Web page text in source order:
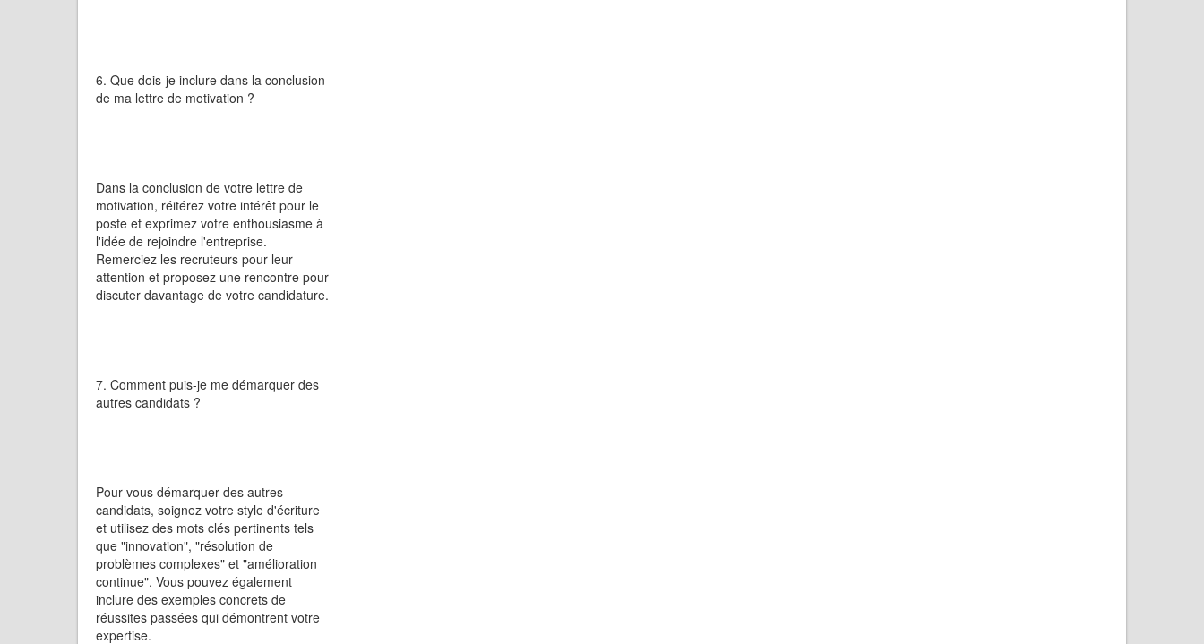
6. Que dois-je inclure dans la conclusion
de ma lettre de motivation ?
Dans la conclusion de votre lettre de
motivation, réitérez votre intérêt pour le
poste et exprimez votre enthousiasme à
l'idée de rejoindre l'entreprise.
Remerciez les recruteurs pour leur
attention et proposez une rencontre pour
discuter davantage de votre candidature.
7. Comment puis-je me démarquer des
autres candidats ?
Pour vous démarquer des autres
candidats, soignez votre style d'écriture
et utilisez des mots clés pertinents tels
que "innovation", "résolution de
problèmes complexes" et "amélioration
continue". Vous pouvez également
inclure des exemples concrets de
réussites passées qui démontrent votre
expertise.